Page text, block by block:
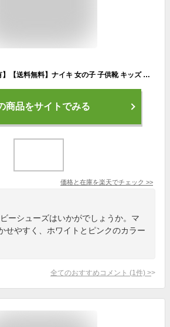
【最大500円クーポン有】【送料無料】ナイキ 女の子 子供靴 キッズ ベビー スニーカー コート ボロー ロー リクラフト (TD) ローカット ベビーシューズ キッズシューズ DV5458-105 ホワイト/ピンクフォーム NIKE 【あす楽】 evid |5
商品をサイトでみる
価格と在庫を楽天でチェック >>
ーシューズはいかがでしょうか。マ
せやすく、ホワイトとピンクのカラー
全てのおすすめコメント (1 件) >